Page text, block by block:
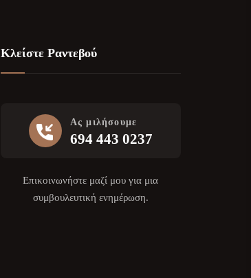
Κλείστε Ραντεβού
Ας μιλήσουμε
694 443 0237
Επικοινωνήστε μαζί μου για μια
συμβουλευτική ενημέρωση.